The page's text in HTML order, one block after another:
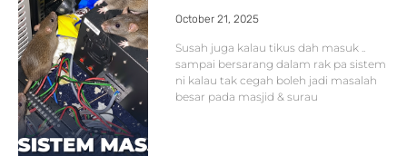
October 21, 2025
Susah juga kalau tikus dah masuk ..
sampai bersarang dalam rak pa sistem
ni kalau tak cegah boleh jadi masalah
besar pada masjid & surau